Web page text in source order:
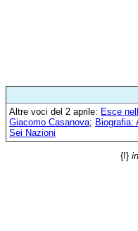
Altre voci del 2 aprile: Esce
Giacomo Casanova; Biografia:
Sei Nazioni
{!}